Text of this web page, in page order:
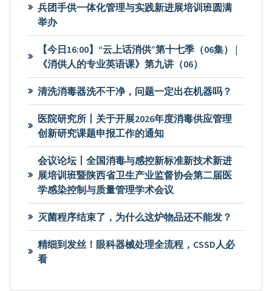
兵团手供一体化管理与实践新进展培训班圆满
举办
【今日16:00】“云上话消供”第十七季（06集） |
《消供人的专业英语课》第九讲（06）
清洗消毒器洗不干净，问题一定出在机器吗？
医院研究所丨关于开展2026年度消毒供应管理
创新研究课题申报工作的通知
会议论坛丨全国消毒与感控新标准新技术新进
展培训班暨陕西省卫生产业监督协会第二届医
学感染控制与质量管理学术会议
灭菌程序结束了，为什么这炉物品还不能发？
精细到发丝！眼科器械处理全流程，CSSD人必
看